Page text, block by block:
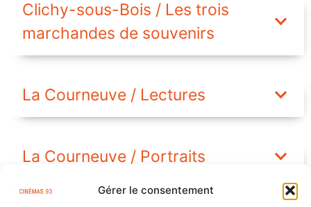
Gérer le consentement
Clichy-sous-Bois / Les trois
marchandes de souvenirs
La Courneuve / Lectures
La Courneuve / Portraits